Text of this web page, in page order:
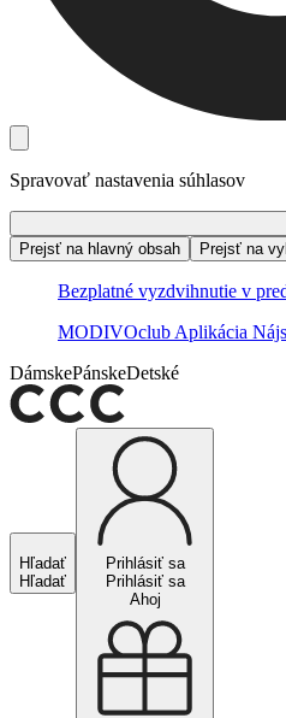
Spravovať nastavenia súhlasov
Prejsť na hlavný obsah
Prejsť na
Bezplatné vyzdvihnutie v
MODIVOclub Aplikácia
DámskePánskeDetské
Hľadať
Hľadať
Prihlásiť sa
Prihlásiť sa
Ahoj